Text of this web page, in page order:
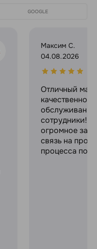
GOOGLE
Максим С.
04.08.2026
Отличный
качественное
сотрудники!
огромное за
связь на
процесса